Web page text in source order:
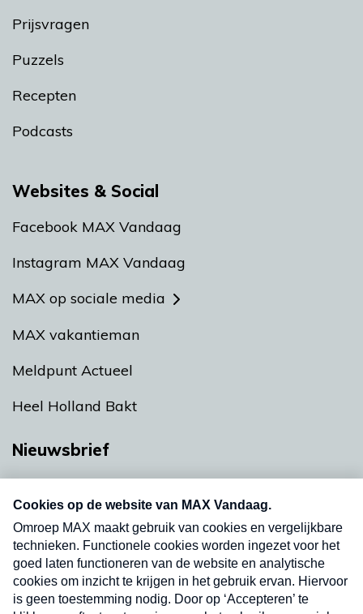
Prijsvragen
Puzzels
Recepten
Podcasts
Websites & Social
Facebook MAX Vandaag
Instagram MAX Vandaag
MAX op sociale media
MAX vakantieman
Meldpunt Actueel
Heel Holland Bakt
Nieuwsbrief
nieuwsbrief. Elke vrijdag- en dinsdagochtend in
uw mailbox.
Verzend